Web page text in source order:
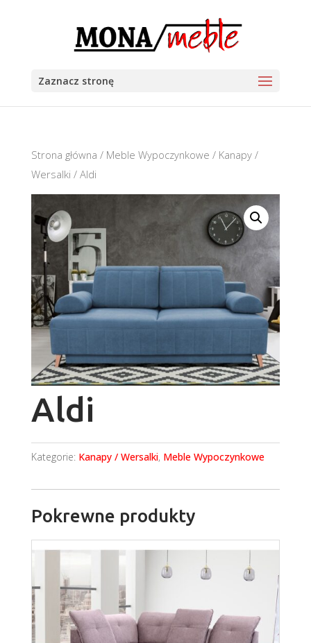
Zaznacz stronę
Strona główna / Meble Wypoczynkowe / Kanapy /
Wersalki / Aldi
Aldi
Kategorie: Kanapy / Wersalki, Meble Wypoczynkowe
Pokrewne produkty